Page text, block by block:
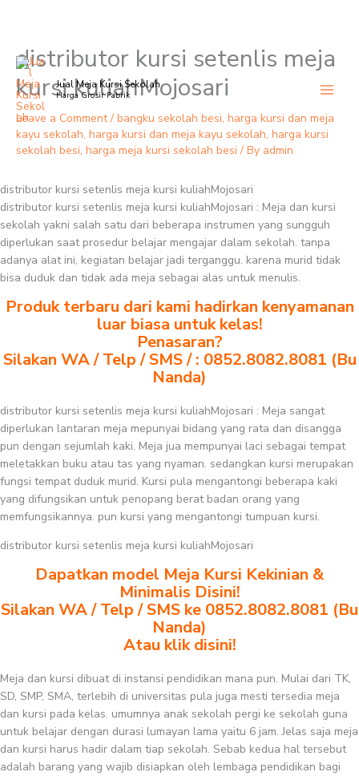
Skip
content
Jual Meja Kursi Sekolah
Harga Grosir Pabrik
distributor kursi setenlis meja
kursi kuliahMojosari
Leave a Comment / bangku sekolah besi, harga kursi dan meja
kayu sekolah, harga kursi dan meja kayu sekolah, harga kursi
sekolah besi, harga meja kursi sekolah besi / By admin
distributor kursi setenlis meja kursi kuliahMojosari
distributor kursi setenlis meja kursi kuliahMojosari : Meja dan kursi
sekolah yakni salah satu dari beberapa instrumen yang sungguh
diperlukan saat prosedur belajar mengajar dalam sekolah. tanpa
adanya alat ini, kegiatan belajar jadi terganggu. karena murid tidak
bisa duduk dan tidak ada meja sebagai alas untuk menulis.
Produk terbaru dari kami hadirkan kenyamanan
luar biasa untuk kelas!
Penasaran?
Silakan WA / Telp / SMS / : 0852.8082.8081 (Bu
Nanda)
distributor kursi setenlis meja kursi kuliahMojosari : Meja sangat
diperlukan lantaran meja mepunyai bidang yang rata dan disangga
pun dengan sejumlah kaki. Meja jua mempunyai laci sebagai tempat
meletakkan buku atau tas yang nyaman. sedangkan kursi merupakan
fungsi tempat duduk murid. Kursi pula mengantongi beberapa kaki
yang difungsikan untuk penopang berat badan orang yang
memfungsikannya. pun kursi yang mengantongi tumpuan kursi.
distributor kursi setenlis meja kursi kuliahMojosari
Dapatkan model Meja Kursi Kekinian &
Minimalis Disini!
Silakan WA / Telp / SMS ke 0852.8082.8081 (Bu
Nanda)
Atau klik disini!
Meja dan kursi dibuat di instansi pendidikan mana pun. Mulai dari TK,
SD, SMP, SMA, terlebih di universitas pula juga mesti tersedia meja
dan kursi pada kelas. umumnya anak sekolah pergi ke sekolah guna
untuk belajar dengan durasi lumayan lama yaitu 6 jam. Jelas saja meja
dan kursi harus hadir dalam tiap sekolah. Sebab kedua hal tersebut
adalah barang yang wajib disiapkan oleh lembaga pendidikan bagi